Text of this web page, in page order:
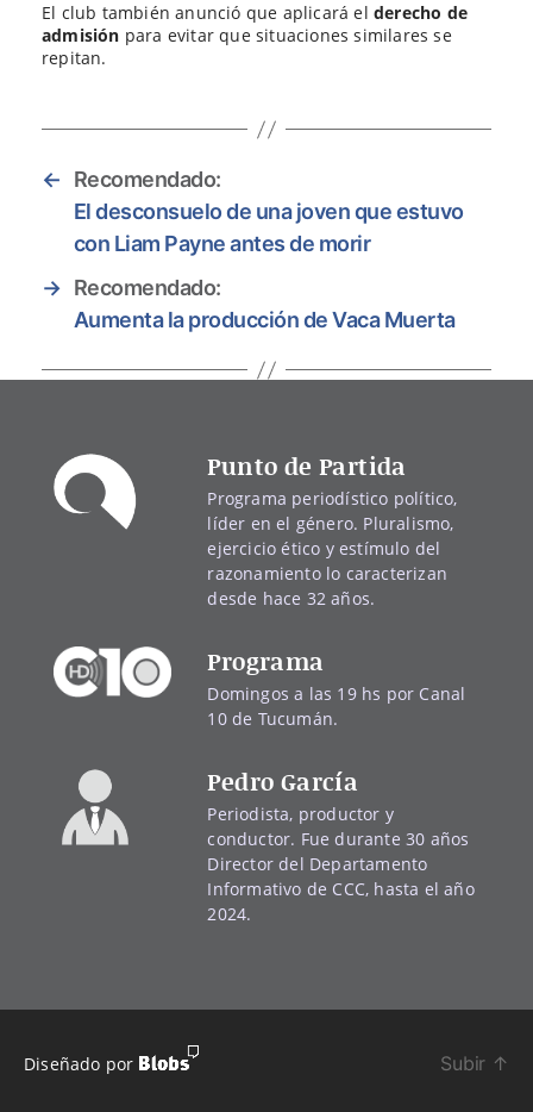
El club también anunció que aplicará el derecho de
admisión para evitar que situaciones similares se
repitan.
←
Recomendado:
El desconsuelo de una joven que estuvo
con Liam Payne antes de morir
→ Recomendado:
Aumenta la producción de Vaca Muerta
Punto de Partida
Programa periodístico político,
líder en el género. Pluralismo,
ejercicio ético y estímulo del
razonamiento lo caracterizan
desde hace 32 años.
Programa
Domingos a las 19 hs por Canal
10 de Tucumán.
Pedro García
Periodista, productor y
conductor. Fue durante 30 años
Director del Departamento
Informativo de CCC, hasta el año
2024.
Diseñado por Subir ↑